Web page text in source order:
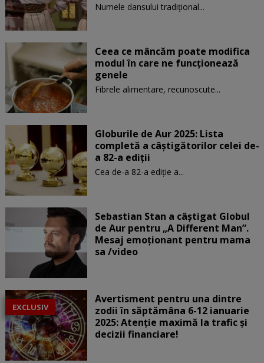
Numele dansului tradițional...
Ceea ce mâncăm poate modifica
modul în care ne funcţionează
genele
Fibrele alimentare, recunoscute...
Globurile de Aur 2025: Lista
completă a câștigătorilor celei de-
a 82-a ediții
Cea de-a 82-a ediție a...
Sebastian Stan a câștigat Globul
de Aur pentru „A Different Man”.
Mesaj emoționant pentru mama
sa /video
EXCLUSIV
Avertisment pentru una dintre
zodii în săptămâna 6-12 ianuarie
2025: Atenție maximă la trafic și
decizii financiare!